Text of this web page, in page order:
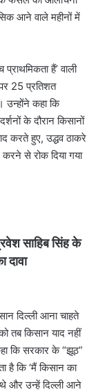
आने वाले महीनों में
हैं’ वाली
पर 25 प्रतिशत
उन्होंने कहा कि
के दौरान किसानों
करते हुए, उद्धव ठाकरे
करने से रोक दिया गया
साहिब सिंह के
दिल्ली आना चाहते
तब किसान याद नहीं
कि सरकार के “झूठ”
है कि ‘मैं किसान का
और उन्हें दिल्ली आने